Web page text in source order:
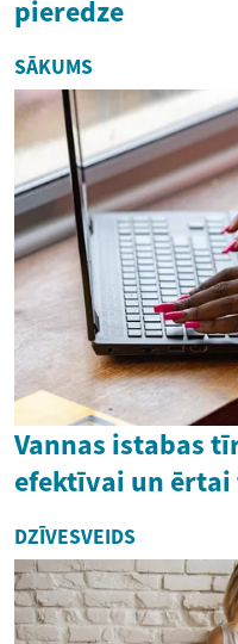
pieredze
SĀKUMS
Vannas istabas
efektīvai un
DZĪVESVEIDS